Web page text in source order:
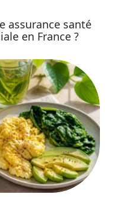
assurance santé
en France ?